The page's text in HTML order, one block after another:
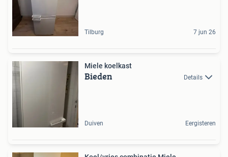
Tilburg 7 jun 26
Miele koelkast
Bieden Details
Duiven Eergisteren